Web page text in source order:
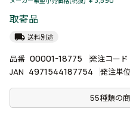
取寄品
local_shipping 送料別途
品番 00001-18775 発注コード
JAN 4971544187754 発注単位
55種類の